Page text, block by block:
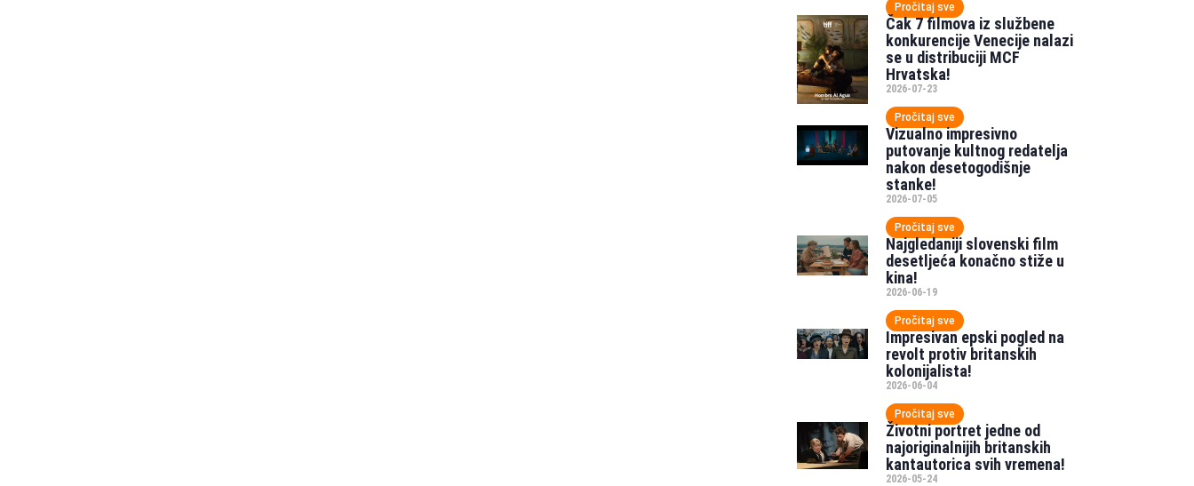
Pročitaj sve
Čak 7 filmova iz službene
konkurencije Venecije nalazi
se u distribuciji MCF
Hrvatska!
2026-07-23
Pročitaj sve
Vizualno impresivno
putovanje kultnog redatelja
nakon desetogodišnje
stanke!
2026-07-05
Pročitaj sve
Najgledaniji slovenski film
desetljeća konačno stiže u
kina!
2026-06-19
Pročitaj sve
Impresivan epski pogled na
revolt protiv britanskih
kolonijalista!
2026-06-04
Pročitaj sve
Životni portret jedne od
najoriginalnijih britanskih
kantautorica svih vremena!
2026-05-24